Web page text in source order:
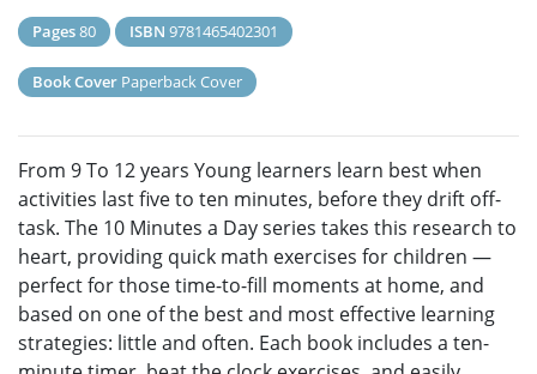
Pages80 ISBN 9781465402301
Book Cover Paperback Cover
From 9 To 12 years Young learners learn best when
activities last five to ten minutes, before they drift off-
task. The 10 Minutes a Day series takes this research to
heart, providing quick math exercises for children —
perfect for those time-to-fill moments at home, and
based on one of the best and most effective learning
strategies: little and often. Each book includes a ten-